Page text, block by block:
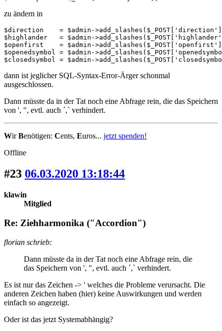
zu ändern in
$direction    = $admin-
$highlander   = $admin-
$openfirst    = $admin-
$openedsymbol = $admin-
$closedsymbol = $admin-
dann ist jeglicher SQL-Syntax-Error-Ärger schonmal
ausgeschlossen.
Dann müsste da in der Tat noch eine Abfrage rein, die das Speichern
von ', ", evtl. auch ´,` verhindert.
WirBenötigen: Cents, Euros... jetzt spenden!
Offline
#23 06.03.2020 13:18:44
klawin
Mitglied
Re: Ziehharmonika ("Accordion")
florian schrieb:
Dann müsste da in der Tat noch eine Abfrage rein, die
das Speichern von ', ", evtl. auch ´,` verhindert.
Es ist nur das Zeichen -> ' welches die Probleme verursacht. Die
anderen Zeichen haben (hier) keine Auswirkungen und werden
einfach so angezeigt.
Oder ist das jetzt Systemabhängig?